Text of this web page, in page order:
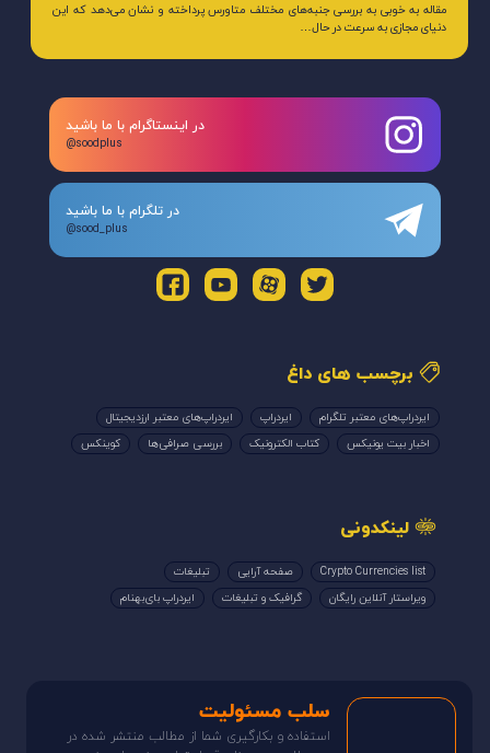
مقاله به خوبی به بررسی جنبه‌های مختلف متاورس پرداخته و نشان می‌دهد که این
دنیای مجازی به سرعت در حال…
در اینستاگرام با ما باشید
@soodplus
در تلگرام با ما باشید
@sood_plus
برچسب های داغ
ایردراپ‌های معتبر تلگرام ایردراپ
ایردراپ‌های معتبر ارزدیجیتال
اخبار بیت یونیکس
کتاب الکترونیک بررسی صرافی‌ها کوینکس
لینکدونی
Crypto Currencies list صفحه آرایی
تبلیغات
ویراستار آنلاین رایگان
گرافیک و تبلیغات ایردراپ بای‌بهنام
سلب مسئولیت
استفاده و بکارگیری شما از مطالب منتشر شده در